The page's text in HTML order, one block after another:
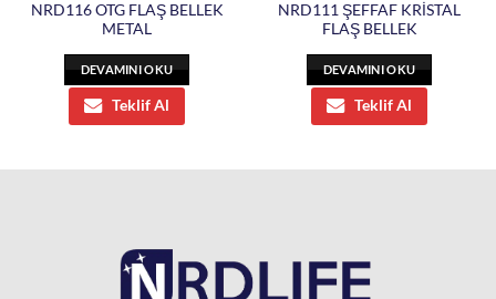
NRD116 OTG FLAŞ BELLEK
METAL
DEVAMINI OKU
Teklif Al
NRD111 ŞEFFAF KRİSTAL
FLAŞ BELLEK
DEVAMINI OKU
Teklif Al